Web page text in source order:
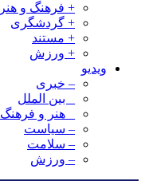
+ فرهنگ و هنر
+ گردشگری
+ مستند
+ ورزش
ویدیو
– خبری
_ بین الملل
_ هنر و فرهنگ
– سیاست
– سلامت
– ورزش